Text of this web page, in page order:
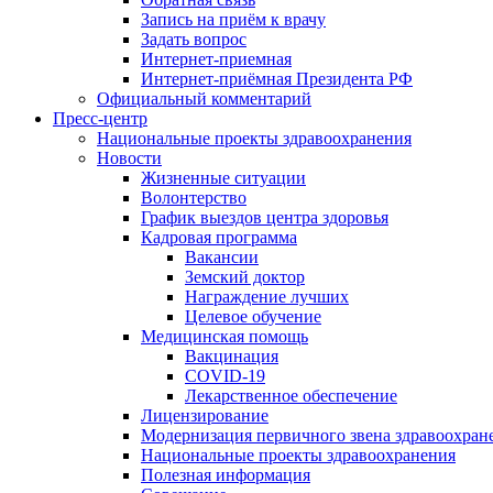
Запись на приём к врачу
Задать вопрос
Интернет-приемная
Интернет-приёмная Президента РФ
Официальный комментарий
Пресс-центр
Национальные проекты здравоохранения
Новости
Жизненные ситуации
Волонтерство
График выездов центра здоровья
Кадровая программа
Вакансии
Земский доктор
Награждение лучших
Целевое обучение
Медицинская помощь
Вакцинация
COVID-19
Лекарственное обеспечение
Лицензирование
Модернизация первичного звена
Национальные проекты здравоохранения
Полезная информация